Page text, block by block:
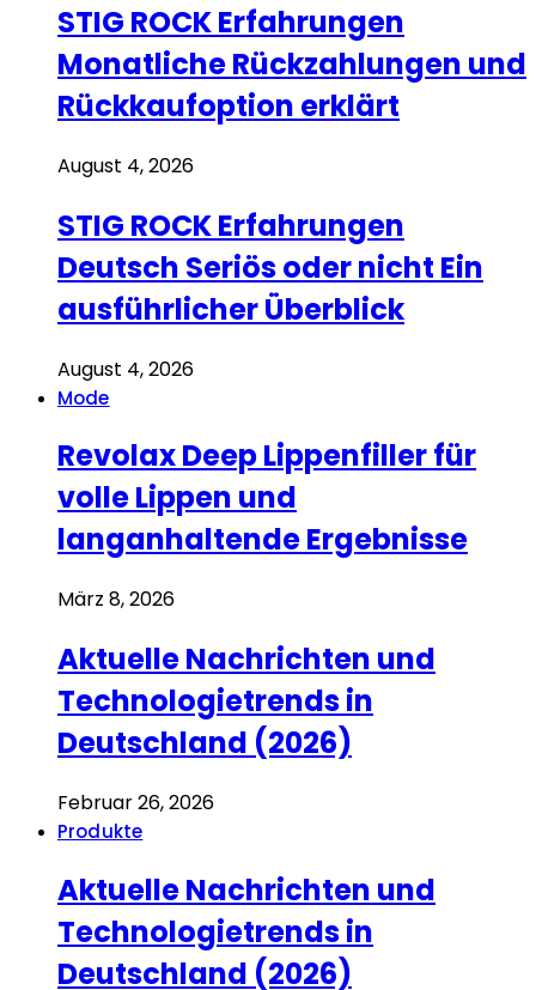
STIG ROCK Erfahrungen
Monatliche Rückzahlungen und
Rückkaufoption erklärt
August 4, 2026
STIG ROCK Erfahrungen
Deutsch Seriös oder nicht Ein
ausführlicher Überblick
August 4, 2026
Mode
Revolax Deep Lippenfiller für
volle Lippen und
langanhaltende Ergebnisse
März 8, 2026
Aktuelle Nachrichten und
Technologietrends in
Deutschland (2026)
Februar 26, 2026
Produkte
Aktuelle Nachrichten und
Technologietrends in
Deutschland (2026)